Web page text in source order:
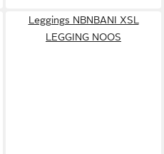
Leggings NBNBANI XSL
LEGGING NOOS